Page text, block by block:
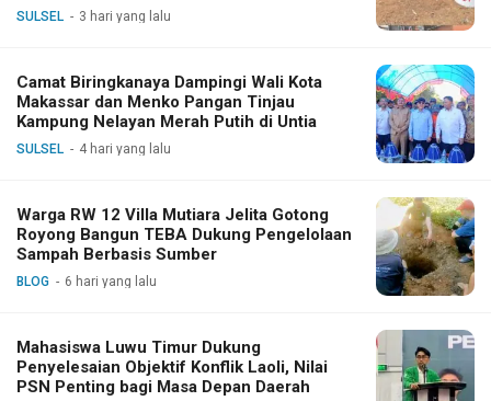
SULSEL 3 hari yang lalu
Camat Biringkanaya Dampingi Wali Kota
Makassar dan Menko Pangan Tinjau
Kampung Nelayan Merah Putih di Untia
SULSEL 4 hari yang lalu
Warga RW 12 Villa Mutiara Jelita Gotong
Royong Bangun TEBA Dukung Pengelolaan
Sampah Berbasis Sumber
BLOG 6 hari yang lalu
Mahasiswa Luwu Timur Dukung
Penyelesaian Objektif Konflik Laoli, Nilai
PSN Penting bagi Masa Depan Daerah